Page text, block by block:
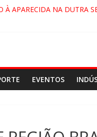
À APARECIDA NA DUTRA
EVENTOS